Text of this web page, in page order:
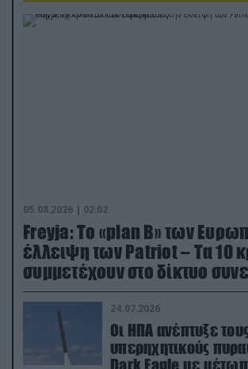
05.08.2026 | 02:02
Freyja: Το «plan Β» των
έλλειψη των Patriot – Τα 10
συμμετέχουν στο δίκτυο
24.07.2026
Οι ΗΠΑ ανέπτυξε
υπερηχητικούς
Dark Eagle με